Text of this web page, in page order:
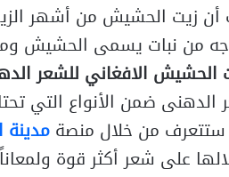
زيت الحشيش من أشهر
من نبات يسمى الحشيش
الحشيش الافغاني للشعر
الدهنى ضمن الأنواع التي
من خلال منصةمدينة
على شعر أكثر قوة